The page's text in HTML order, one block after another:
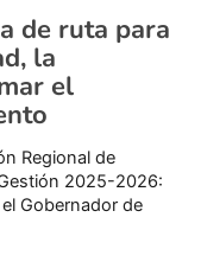
de ruta para
la
el
Regional de
2025-2026:
Gobernador de